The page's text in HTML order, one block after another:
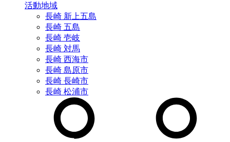
活動地域
長崎 新上五島
長崎 五島
長崎 壱岐
長崎 対馬
長崎 西海市
長崎 島原市
長崎 長崎市
長崎 松浦市